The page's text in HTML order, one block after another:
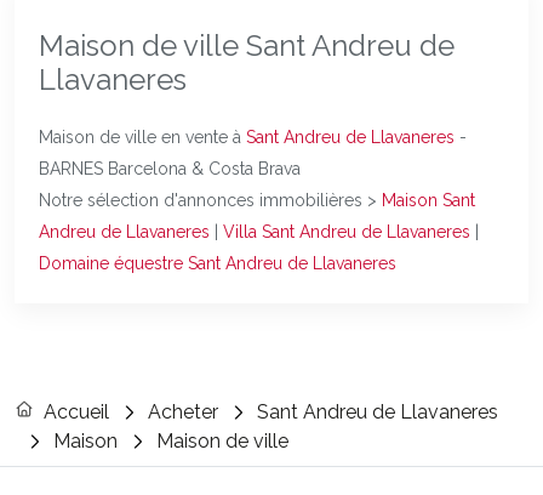
Maison de ville Sant Andreu de
Llavaneres
Maison de ville en vente à Sant Andreu de Llavaneres -
BARNES Barcelona & Costa Brava
Notre sélection d'annonces immobilières > Maison Sant
Andreu de Llavaneres
Villa Sant Andreu de Llavaneres
Domaine équestre Sant Andreu de Llavaneres
Accueil Acheter
Sant Andreu de Llavaneres
Maison
Maison de ville